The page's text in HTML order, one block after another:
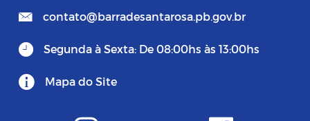
contato@barradesantarosa.pb.gov.br
Segunda à Sexta: De 08:00hs às 13:00hs
Mapa do Site